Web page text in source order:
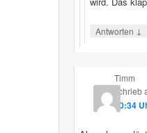
Antworten ↓
Timm
schrieb
10:34